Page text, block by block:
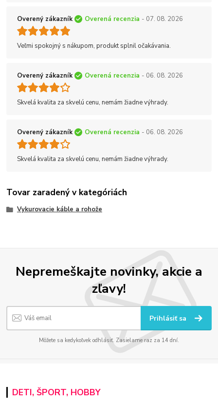
Overený zákazník Overená recenzia - 07. 08. 2026
Veľmi spokojný s nákupom, produkt splnil očakávania.
Overený zákazník Overená recenzia - 06. 08. 2026
Skvelá kvalita za skvelú cenu, nemám žiadne výhrady.
Overený zákazník Overená recenzia - 06. 08. 2026
Skvelá kvalita za skvelú cenu, nemám žiadne výhrady.
Tovar zaradený v kategóriách
Vykurovacie káble a rohože
Nepremeškajte novinky, akcie a
zľavy!
Prihlásiť sa
Môžete sa kedykoľvek odhlásiť. Zasielame raz za 14 dní.
DETI, ŠPORT, HOBBY